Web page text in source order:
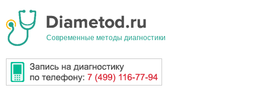
Cовременные методы диагностики